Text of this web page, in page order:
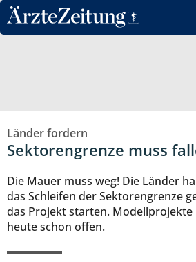
Direkt zum Inhaltsbereich
Länder fordern
Sektorengrenze muss
Die Mauer muss weg! Die Länder
das Schleifen der Sektorengrenze
das Projekt starten. Modellprojekte
heute schon offen.